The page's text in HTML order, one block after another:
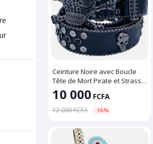
Ceinture Noire avec Boucle
Tête de Mort Pirate et Strass
Noirs
10 000 FCFA
12 000 FCFA -16%